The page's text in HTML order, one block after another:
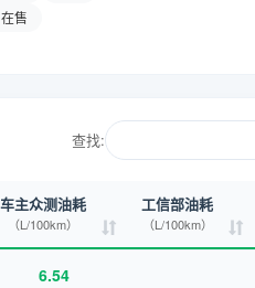
在售
查找:
车主众测油耗
（L/100km）
工信部油耗
（L/100km）
6.54